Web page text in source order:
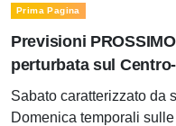
Prima Pagina
Previsioni
perturbata sul
Sabato caratterizzato da
Domenica temporali